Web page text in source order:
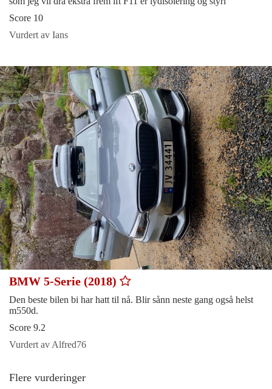
Score 10
Vurdert av Ians
BMW 5-Serie (2018)
Den beste bilen bi har hatt til nå. Blir sånn neste gang også helst
m550d.
Score 9.2
Vurdert av Alfred76
Flere vurderinger